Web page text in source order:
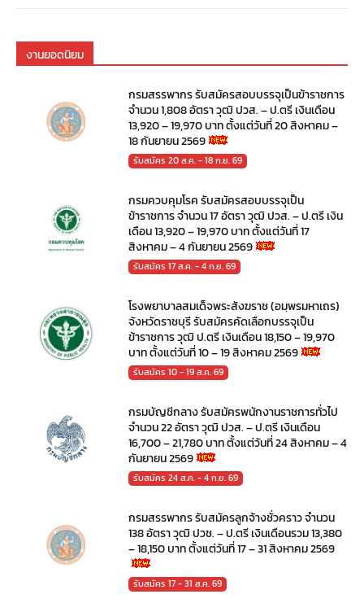
งานยอดนิยม
กรมสรรพากร รับสมัครสอบบรรจุเป็นข้าราชการ
จำนวน 1,808 อัตรา วุฒิ ปวส. – ป.ตรี เงินเดือน
13,920 – 19,970 บาท ตั้งแต่วันที่ 20 สิงหาคม –
18 กันยายน 2569
รับสมัคร 20 ส.ค. - 18 ก.ย. 69
กรมควบคุมโรค รับสมัครสอบบรรจุเป็น
ข้าราชการ จำนวน 17 อัตรา วุฒิ ปวส. – ป.ตรี เงิน
เดือน 13,920 – 19,970 บาท ตั้งแต่วันที่ 17
สิงหาคม – 4 กันยายน 2569
รับสมัคร 17 ส.ค. - 4 ก.ย. 69
โรงพยาบาลสมเด็จพระสังฆราช (อมฺพรมหาเถร)
จังหวัดราชบุรี รับสมัครคัดเลือกบรรจุเป็น
ข้าราชการ วุฒิ ป.ตรี เงินเดือน 18,150 – 19,970
บาท ตั้งแต่วันที่ 10 – 19 สิงหาคม 2569
รับสมัคร 10 - 19 ส.ค. 69
กรมบัญชีกลาง รับสมัครพนักงานราชการทั่วไป
จำนวน 22 อัตรา วุฒิ ปวส. – ป.ตรี เงินเดือน
16,700 – 21,780 บาท ตั้งแต่วันที่ 24 สิงหาคม – 4
กันยายน 2569
รับสมัคร 24 ส.ค. - 4 ก.ย. 69
กรมสรรพากร รับสมัครลูกจ้างชั่วคราว จำนวน
138 อัตรา วุฒิ ปวช. – ป.ตรี เงินเดือนรวม 13,380
– 18,150 บาท ตั้งแต่วันที่ 17 – 31 สิงหาคม 2569
รับสมัคร 17 - 31 ส.ค. 69